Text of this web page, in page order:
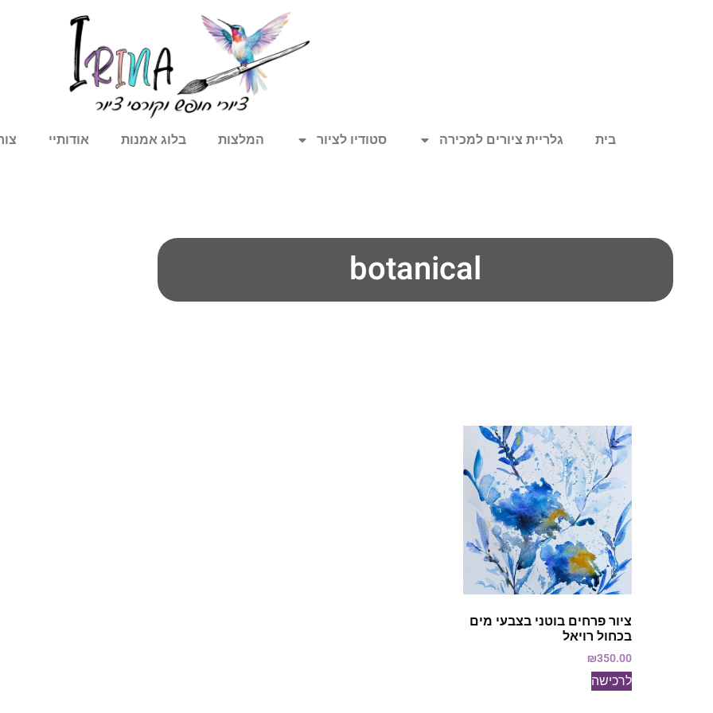
בית גלריית ציורים למכירה סטודיו לציור המלצות בלוג אמנות אודותיי
botanical
ציור פרחים בוטני בצבעי מים
בכחול רויאל
₪350.00
לרכישה